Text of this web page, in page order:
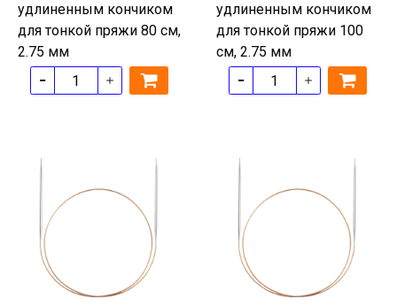
удлиненным кончиком
для тонкой пряжи 80 см,
2.75 мм
удлиненным кончиком
для тонкой пряжи 100
см, 2.75 мм